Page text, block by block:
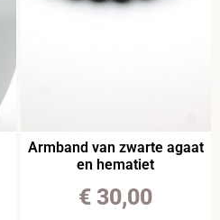
Armband van zwarte agaat
en hematiet
€ 30,00